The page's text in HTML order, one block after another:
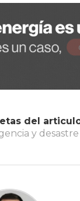
del
y